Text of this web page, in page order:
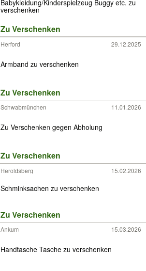
Babykleidung/Kinderspielzeug Buggy etc. zu
verschenken
Zu Verschenken
Herford 29.12.2025
Armband zu verschenken
Zu Verschenken
Schwabmünchen 11.01.2026
Zu Verschenken gegen Abholung
Zu Verschenken
Heroldsberg 15.02.2026
Schminksachen zu verschenken
Zu Verschenken
Ankum 15.03.2026
Handtasche Tasche zu verschenken